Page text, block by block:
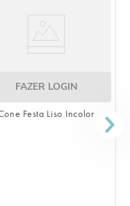
FAZER LOGIN